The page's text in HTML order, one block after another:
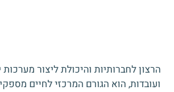
הרצון לחברותיות והיכולת ליצור מערכות
ועובדות, הוא הגורם המרכזי לחיים